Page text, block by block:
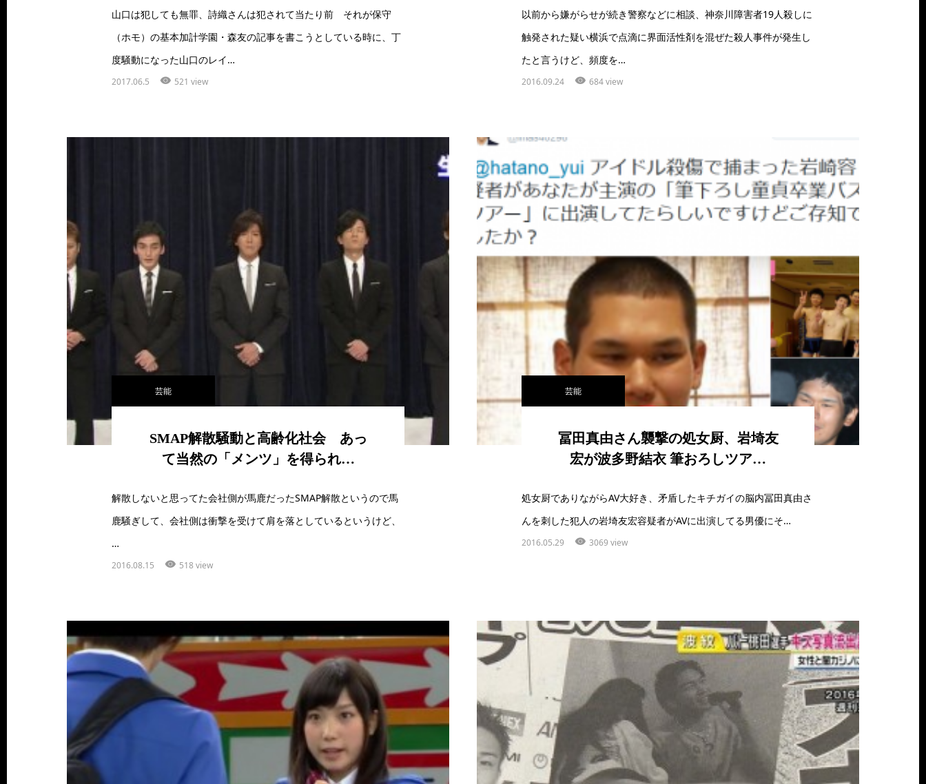
山口は犯しても無罪、詩織さんは犯されて当たり前 それが保守
（ホモ）の基本加計学園・森友の記事を書こうとしている時に、丁
度騒動になった山口のレイ…
2017.06.5 521 view
以前から嫌がらせが続き警察などに相談、神奈川障害者19人殺しに
触発された疑い横浜で点滴に界面活性剤を混ぜた殺人事件が発生し
たと言うけど、頻度を…
2016.09.24 684 view
芸能
SMAP解散騒動と高齢化社会 あっ
て当然の「メンツ」を得られ…
解散しないと思ってた会社側が馬鹿だったSMAP解散というので馬
鹿騒ぎして、会社側は衝撃を受けて肩を落としているというけど、
…
2016.08.15 518 view
芸能
冨田真由さん襲撃の処女厨、岩埼友
宏が波多野結衣 筆おろしツア…
処女厨でありながらAV大好き、矛盾したキチガイの脳内冨田真由さ
んを刺した犯人の岩埼友宏容疑者がAVに出演してる男優にそ…
2016.05.29 3069 view